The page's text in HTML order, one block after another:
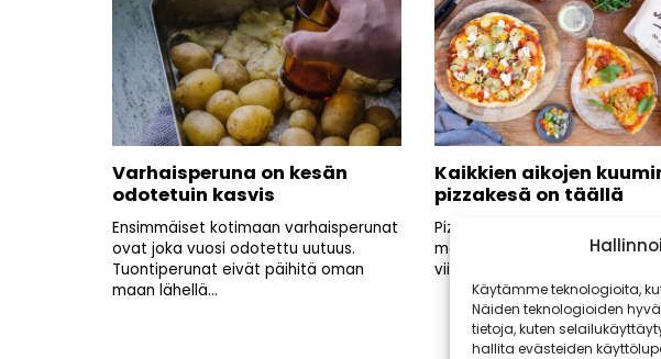
Käytämme teknologioita,
Näiden teknologioiden
tietoja, kuten
hallita evästeiden
Varhaisperuna on kesän
odotetuin kasvis
Ensimmäiset kotimaan varhaisperunat
ovat joka vuosi odotettu uutuus.
Tuontiperunat eivät päihitä oman
maan lähellä...
Kaikkien aikojen
pizzakesä on täällä
Pizza on parasta kesäruokaa,
maistuu lämpimässä
viilenevässä illassa tai jopa